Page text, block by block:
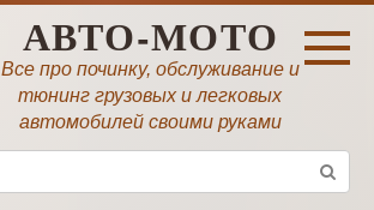
АВТО-МОТО
Все про починку, обслуживание и
тюнинг грузовых и легковых
автомобилей своими руками